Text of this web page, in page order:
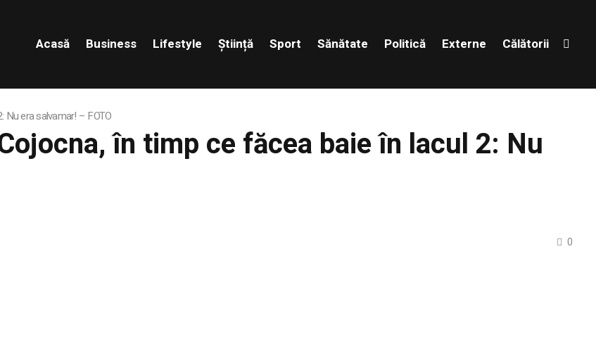
Acasă Business Lifestyle Știință Sport Sănătate Politică Externe Călătorii
Nu era salvamar! – FOTO
în timp ce făcea baie în lacul 2: Nu
0